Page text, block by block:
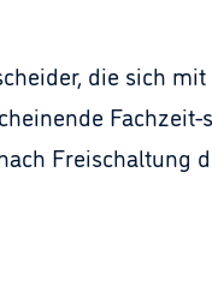
die sich
Freischaltung